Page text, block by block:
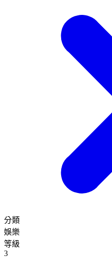
分類
娛樂
等級
3